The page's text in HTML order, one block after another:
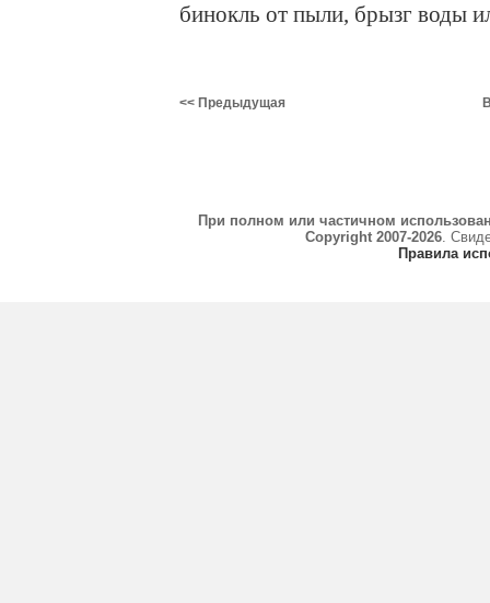
бинокль от пыли, брызг воды
<< Предыдущая
При полном или частичном
Copyright 2007-2026.
Правила